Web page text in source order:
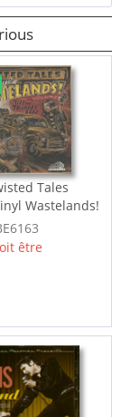
Tales
Wastelands!
être